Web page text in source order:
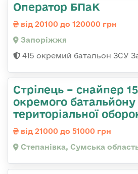
Оператор БПаК
від 20100 до 120000 грн
Запоріжжя
415 окремий батальон ЗСУ
Стрілець – снайпер
окремого батальйону
територіальної
від 21000 до 51000 грн
Степанівка, Сумська